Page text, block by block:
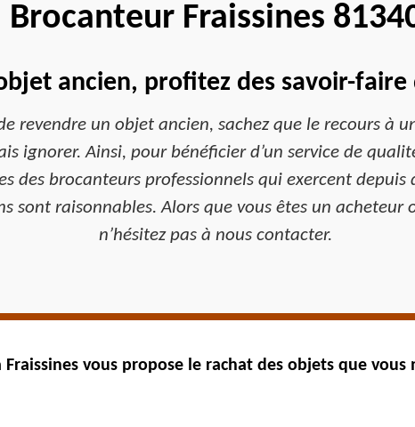
Brocanteur Fraissines
ancien, profitez des savoir-
revendre un objet ancien, sachez que le recours à
ignorer. Ainsi, pour bénéficier d’un service de
des brocanteurs professionnels qui exercent depuis
sont raisonnables. Alors que vous êtes un
n’hésitez pas à nous contacter.
vous propose le rachat des objets que vous